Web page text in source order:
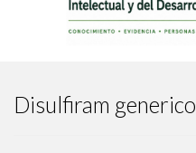
Disulfiram generico